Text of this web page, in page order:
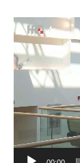
R
e
p
d
k